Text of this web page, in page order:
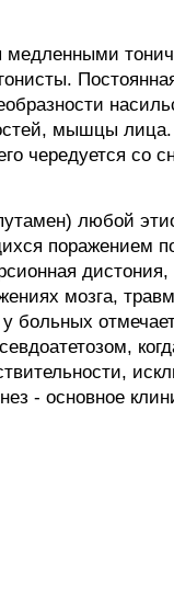
медленными
мышцы лица.
чередуется со
любой
поражением
дистония,
мозга,
больных
- основное